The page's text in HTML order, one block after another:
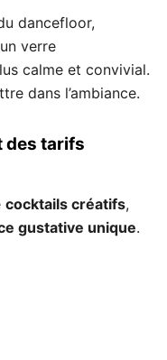
dancefloor,
verre
calme et convivial.
dans l’ambiance.
des tarifs
cocktails créatifs,
gustative unique.